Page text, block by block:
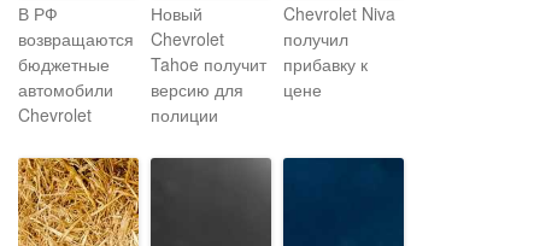
В РФ
возвращаются
бюджетные
автомобили
Chevrolet
Новый
Chevrolet
Tahoe получит
версию для
полиции
Chevrolet Niva
получил
прибавку к
цене